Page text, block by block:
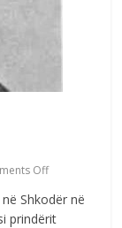
e mirëfilltë
Off
Off
Shkodër në
prindërit